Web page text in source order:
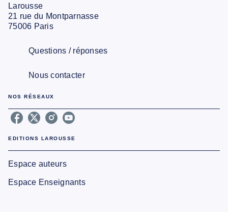
Larousse
21 rue du Montparnasse
75006 Paris
Questions / réponses
Nous contacter
NOS RÉSEAUX
EDITIONS LAROUSSE
Espace auteurs
Espace Enseignants